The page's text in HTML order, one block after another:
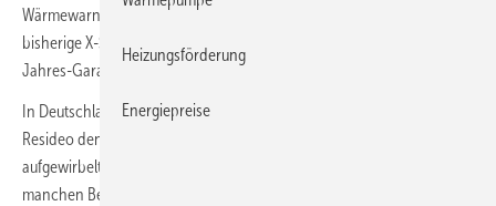
Wärmewarnmelder der Serie
bisherige X-Serie. Für die R200-Warnmelder bietet Resideo eine 10-
Jahres-Garantie.
In Deutschland gilt die Rauchmelderpflicht. Für diesen Einsatzfall hat
Resideo den Rauchwarnmelder R200S-N1 im Programm. Doch stark
aufgewirbelter Staub, Kochdämpfe oder Zigarettenrauch können in
manchen Bereichen Fehlalarme auslösen. Hier können die R200H-N1-
Heizungsförderung
Energiepreise